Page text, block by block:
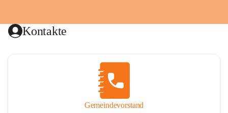
Kontakte
Gemeindevorstand